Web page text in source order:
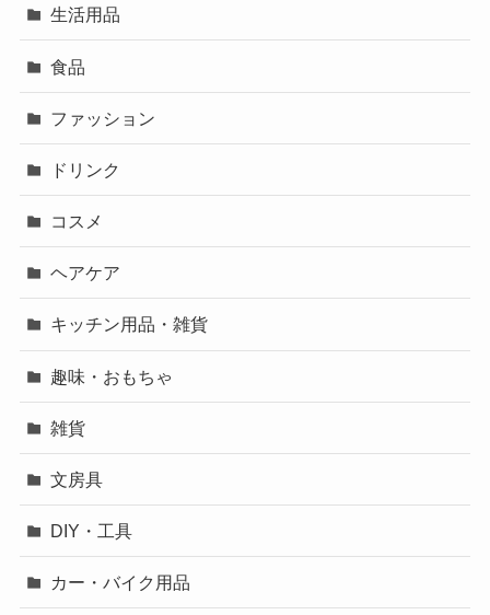
生活用品
食品
ファッション
ドリンク
コスメ
ヘアケア
キッチン用品・雑貨
趣味・おもちゃ
雑貨
文房具
DIY・工具
カー・バイク用品